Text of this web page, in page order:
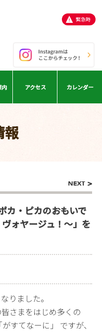
緊急時
内 アクセス カレンダー
報
カ・ピカのおもいで
ォヤージュ！～」を
りました。
さまをはじめ多くの
すてなーに」 ですが、